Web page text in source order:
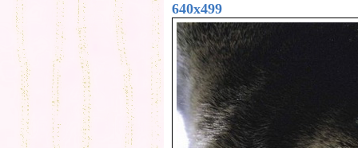
640x499